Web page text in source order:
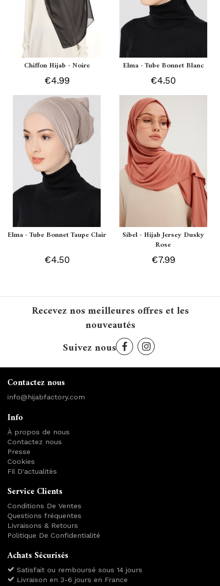
Chiffon Hijab - Noire
€4.99
Elma - Tube Bonnet Blanc
€4.50
Elma - Tube Bonnet Taupe Clair
€4.50
Sibel - Hijab Jersey Dusky
Rose
€7.99
Recevez nos meilleures offres et les
nouveautés
Suivez nous
Contactez nous
info@hijabfactory.com
Info
À propos de nous
Contactez nous
Presse
Cookies
Fil D'actualitès
Service Clients
Conditions De Ventes
Questions fréquentes
Livraisons & Retours
Politique De Confidentialité
Achats Sécurisés
Satisfait ou remboursé sous 14 jours
Livraison en 3-6 jours en France